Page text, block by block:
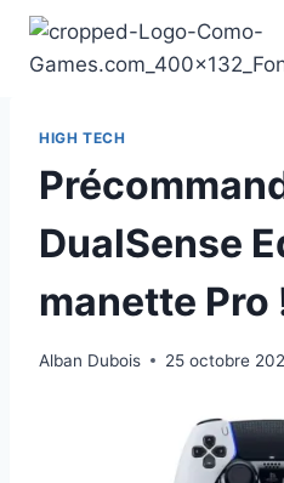
Aller
contenu
HIGH TECH
DualSense
manette Pro
Alban Dubois 25 octobre